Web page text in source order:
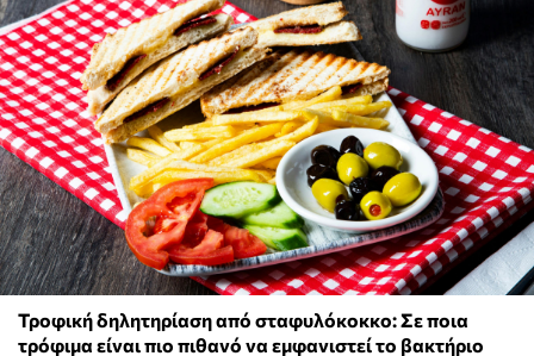
Τροφική δηλητηρίαση από σταφυλόκοκκο: Σε ποια
τρόφιμα είναι πιο πιθανό να εμφανιστεί το βακτήριο